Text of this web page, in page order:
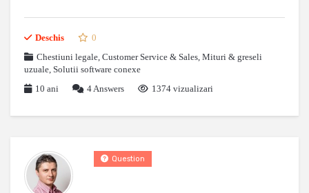
Deschis
0
Chestiuni legale, Customer Service & Sales, Mituri & greseli
uzuale, Solutii software conexe
10 ani
4Answers 1374 vizualizari
Question